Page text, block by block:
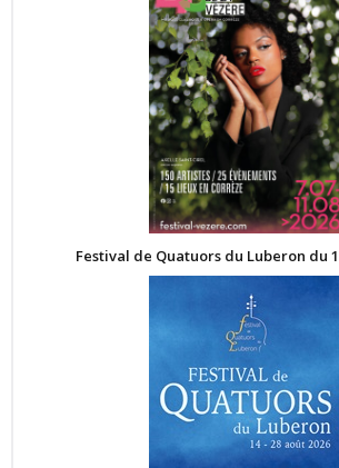
Festival de Quatuors du Luberon du